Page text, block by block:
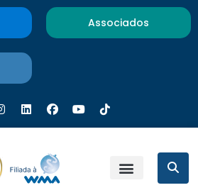
Associados